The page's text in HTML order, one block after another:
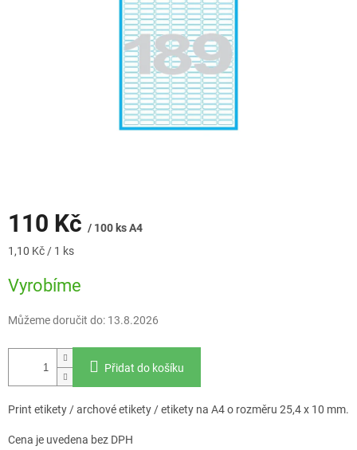
110 Kč / 100 ks A4
Měrná
1,10 Kč / 1 ks
Vyrobíme
Můžeme doručit do: 13.8.2026
Přidat do košíku
Print etikety / archové etikety / etikety na A4 o rozměru 25,4 x 10 mm.
Cena je uvedena bez DPH